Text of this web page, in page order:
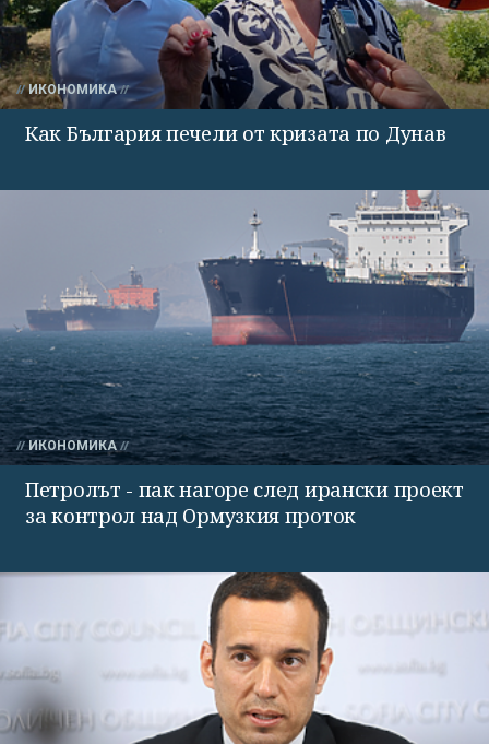
ИКОНОМИКА
Как България печели от кризата по Дунав
ИКОНОМИКА
Петролът - пак нагоре след ирански проект
за контрол над Ормузкия проток